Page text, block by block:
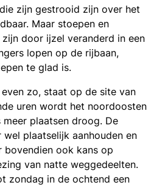
zijn gestrooid zijn over het
Maar stoepen en
door ijzel veranderd in een
lopen op de rijbaan,
te glad is.
zo, staat op de site van
uren wordt het noordoosten
plaatsen droog. De
plaatselijk aanhouden en
bovendien ook kans op
van natte weggedeelten.
zondag in de ochtend een